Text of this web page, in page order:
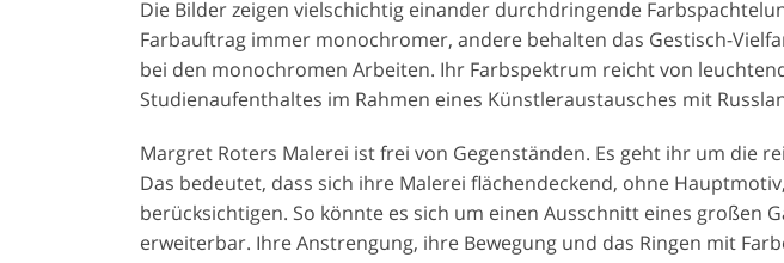
Die Bilder zeigen vielschichtig einander durchdringende
Farbauftrag immer monochromer, andere behalten das Gestisch-
bei den monochromen Arbeiten. Ihr Farbspektrum reicht von
Studienaufenthaltes im Rahmen eines Künstleraustausches mit
Margret Roters Malerei ist frei von Gegenständen. Es geht ihr um die
Das bedeutet, dass sich ihre Malerei flächendeckend, ohne
berücksichtigen. So könnte es sich um einen Ausschnitt eines
erweiterbar. Ihre Anstrengung, ihre Bewegung und das Ringen mit